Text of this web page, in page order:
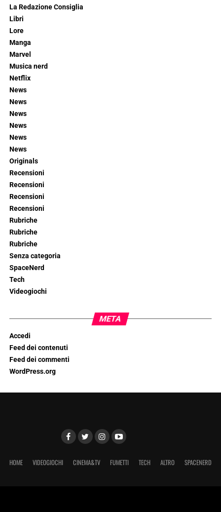
La Redazione Consiglia
Libri
Lore
Manga
Marvel
Musica nerd
Netflix
News
News
News
News
News
News
Originals
Recensioni
Recensioni
Recensioni
Recensioni
Rubriche
Rubriche
Rubriche
Senza categoria
SpaceNerd
Tech
Videogiochi
META
Accedi
Feed dei contenuti
Feed dei commenti
WordPress.org
HOME VIDEOGIOCHI CINEMA&TV FUMETTI TECH ALTRO SPACENERD